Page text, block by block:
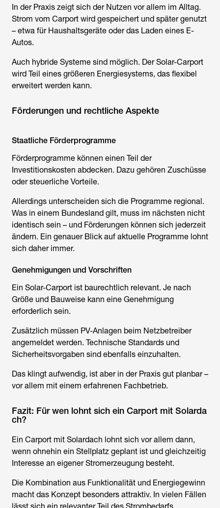
In der Praxis zeigt sich der Nutzen vor allem im Alltag.
Strom vom Carport wird gespeichert und später genutzt
– etwa für Haushaltsgeräte oder das Laden eines E-
Autos.
Auch hybride Systeme sind möglich. Der Solar-Carport
wird Teil eines größeren Energiesystems, das flexibel
erweitert werden kann.
Förderungen und rechtliche Aspekte
Staatliche Förderprogramme
Förderprogramme können einen Teil der
Investitionskosten abdecken. Dazu gehören Zuschüsse
oder steuerliche Vorteile.
Allerdings unterscheiden sich die Programme regional.
Was in einem Bundesland gilt, muss im nächsten nicht
identisch sein – und Förderungen können sich jederzeit
ändern. Ein genauer Blick auf aktuelle Programme lohnt
sich daher immer.
Genehmigungen und Vorschriften
Ein Solar-Carport ist baurechtlich relevant. Je nach
Größe und Bauweise kann eine Genehmigung
erforderlich sein.
Zusätzlich müssen PV-Anlagen beim Netzbetreiber
angemeldet werden. Technische Standards und
Sicherheitsvorgaben sind ebenfalls einzuhalten.
Das klingt aufwendig, ist aber in der Praxis gut planbar –
vor allem mit einem erfahrenen Fachbetrieb.
Fazit: Für wen lohnt sich ein Carport mit Solarda
ch?
Ein Carport mit Solardach lohnt sich vor allem dann,
wenn ohnehin ein Stellplatz geplant ist und gleichzeitig
Interesse an eigener Stromerzeugung besteht.
Die Kombination aus Funktionalität und Energiegewinn
macht das Konzept besonders attraktiv. In vielen Fällen